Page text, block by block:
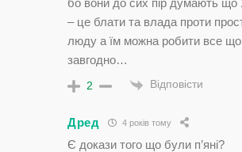
бо вони до сих пір думають що
– це блати та влада проти
люду а їм можна робити все що
завгодно…
2 Відповісти
Дред 4 років тому
Є докази того що були п’яні?